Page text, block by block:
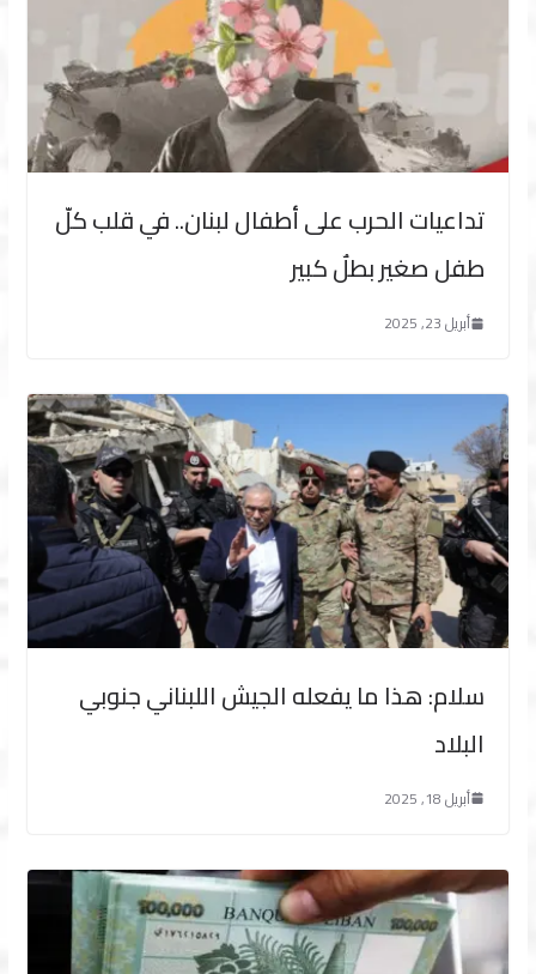
تداعيات الحرب على أطفال لبنان.. في قلب كلّ
طفل صغير بطلٌ كبير
أبريل 23, 2025
سلام: هذا ما يفعله الجيش اللبناني جنوبي
البلاد
أبريل 18, 2025